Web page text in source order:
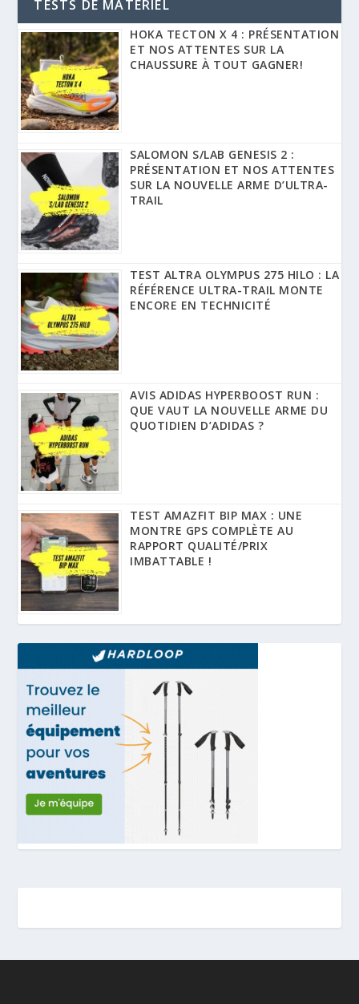
TESTS DE MATÉRIEL
HOKA TECTON X 4 : PRÉSENTATION
ET NOS ATTENTES SUR LA
CHAUSSURE À TOUT GAGNER!
SALOMON S/LAB GENESIS 2 :
PRÉSENTATION ET NOS ATTENTES
SUR LA NOUVELLE ARME D’ULTRA-
TRAIL
TEST ALTRA OLYMPUS 275 HILO : LA
RÉFÉRENCE ULTRA-TRAIL MONTE
ENCORE EN TECHNICITÉ
AVIS ADIDAS HYPERBOOST RUN :
QUE VAUT LA NOUVELLE ARME DU
QUOTIDIEN D’ADIDAS ?
TEST AMAZFIT BIP MAX : UNE
MONTRE GPS COMPLÈTE AU
RAPPORT QUALITÉ/PRIX
IMBATTABLE !